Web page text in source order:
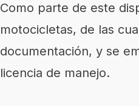
Como parte de este
motocicletas, de las
documentación, y se
licencia de manejo.